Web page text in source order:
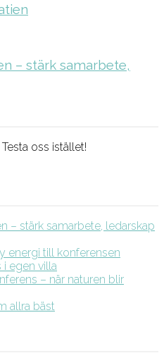
– stärk samarbete,
oss istället!
– stärk samarbete, ledarskap
energi till konferensen
i egen villa
– när naturen blir
allra bäst